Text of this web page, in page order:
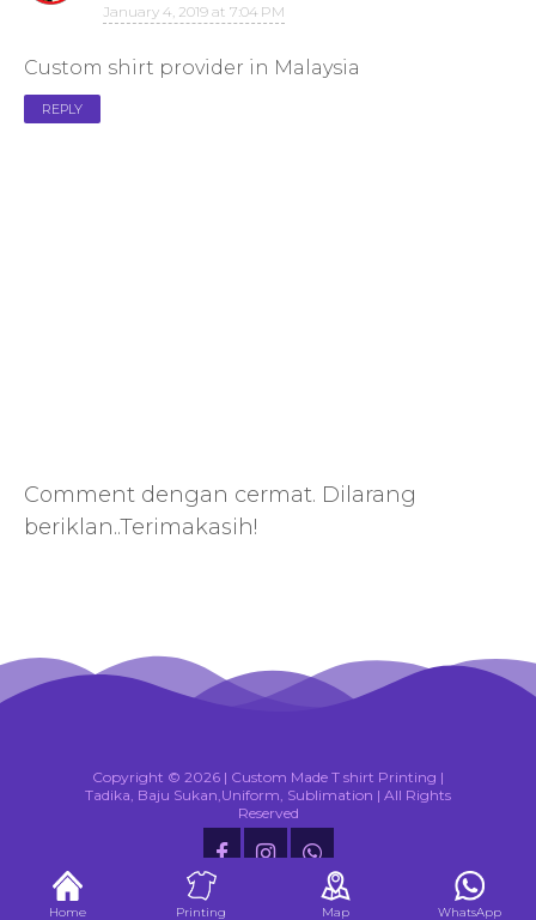
January 4, 2019 at 7:04 PM
Custom shirt provider in Malaysia
REPLY
Comment dengan cermat. Dilarang
beriklan..Terimakasih!
Home Printing Map WhatsApp
Copyright © 2026 | Custom Made T shirt Printing |
Tadika, Baju Sukan,Uniform, Sublimation | All Rights
Reserved